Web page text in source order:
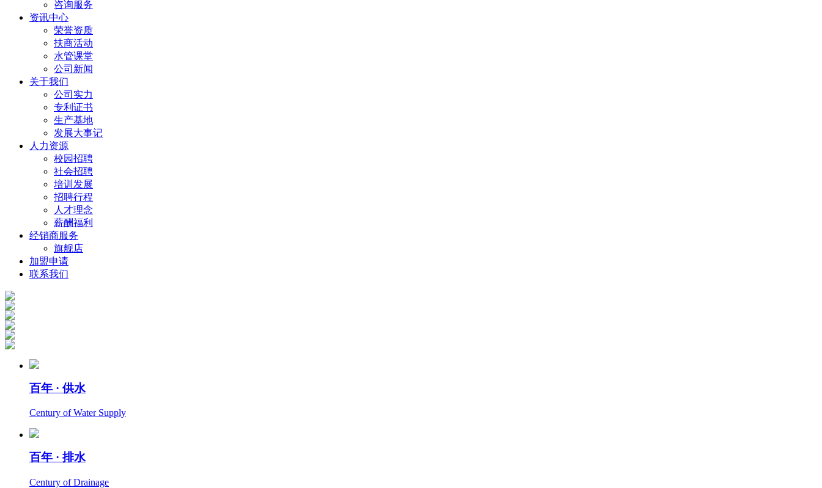
咨询服务
资讯中心
荣誉资质
扶商活动
水管课堂
公司新闻
关于我们
公司实力
专利证书
生产基地
发展大事记
人力资源
校园招聘
社会招聘
培训发展
招聘行程
人才理念
薪酬福利
经销商服务
旗舰店
加盟申请
联系我们
百年 · 供水
Century of Water Supply
百年 · 排水
Century of Drainage